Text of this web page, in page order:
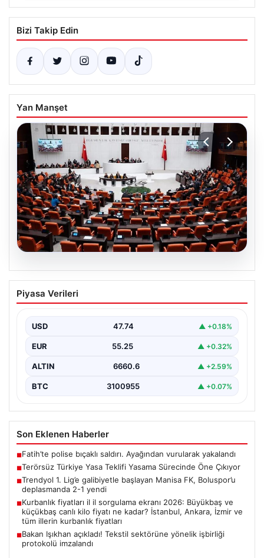
Bizi Takip Edin
Yan Manşet
09.08.2026
Terörsüz Türkiye Yasa Teklifi Yasama
Sürecinde Öne Çıkıyor
toplumsal bütünleşmeyi güçlendirmeyi amaçlayan yeni
yasa tasarısı…
Piyasa Verileri
USD 47.74 ▲ +0.18%
EUR 55.25 ▲ +0.32%
ALTIN 6660.6 ▲ +2.59%
BTC 3100955 ▲ +0.07%
Son Eklenen Haberler
■Fatih’te polise bıçaklı saldırı. Ayağından vurularak yakalandı
■Terörsüz Türkiye Yasa Teklifi Yasama Sürecinde Öne Çıkıyor
■Trendyol 1. Lig’e galibiyetle başlayan Manisa FK, Boluspor’u
deplasmanda 2-1 yendi
■Kurbanlık fiyatları il il sorgulama ekranı 2026: Büyükbaş ve
küçükbaş canlı kilo fiyatı ne kadar? İstanbul, Ankara, İzmir ve
tüm illerin kurbanlık fiyatları
■Bakan Işıkhan açıkladı! Tekstil sektörüne yönelik işbirliği
protokolü imzalandı